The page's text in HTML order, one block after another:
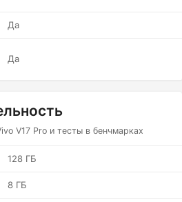
Да
Да
V17 Pro и тесты в бенчмарках
128 ГБ
8 ГБ